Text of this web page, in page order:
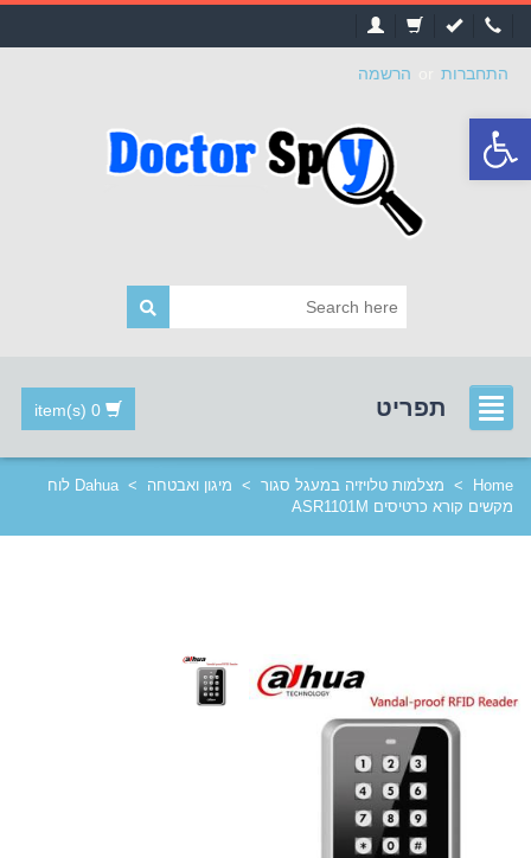
סרגל
נגישות
התחברות הרשמה
תפריט 0 item(s)
Home
> מצלמות טלויזיה במעגל סגור > מיגון ואבטחה >
Dahua לוח
מקשים קורא כרטיסים ASR1101M